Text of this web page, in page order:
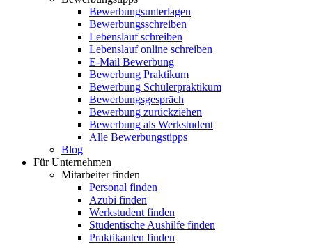
Bewerbungsunterlagen
Bewerbungsschreiben
Lebenslauf schreiben
Lebenslauf online schreiben
E-Mail Bewerbung
Bewerbung Praktikum
Bewerbung Schülerpraktikum
Bewerbungsgespräch
Bewerbung zurückziehen
Bewerbung als Werkstudent
Alle Bewerbungstipps
Blog
Für Unternehmen
Mitarbeiter finden
Personal finden
Azubi finden
Werkstudent finden
Studentische Aushilfe finden
Praktikanten finden